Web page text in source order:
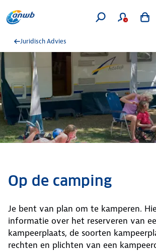
Juridisch Advies
Op de camping
Je bent van plan om te kamperen.
informatie over het reserveren van
kampeerplaats, de soorten
rechten en plichten van een